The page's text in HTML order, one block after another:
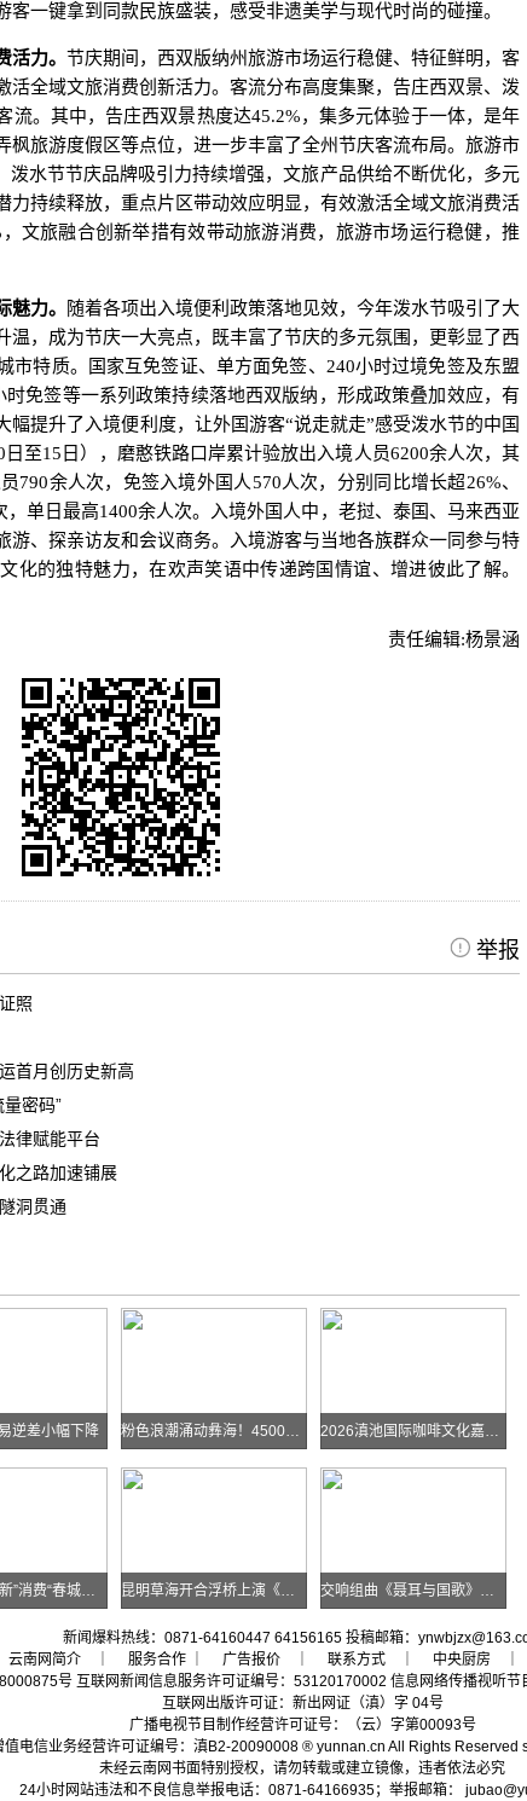
一键拿到同款民族盛装，感受非遗美学与现代时尚的碰撞。
活力。 节庆期间，西双版纳州旅游市场运行稳健、特征鲜明，客
活全域文旅消费创新活力。客流分布高度集聚，告庄西双景、泼
流。其中，告庄西双景热度达45.2%，集多元体验于一体，是年
枫旅游度假区等点位，进一步丰富了全州节庆客流布局。旅游市
泼水节节庆品牌吸引力持续增强，文旅产品供给不断优化，多元
力持续释放，重点片区带动效应明显，有效激活全域文旅消费活
文旅融合创新举措有效带动旅游消费，旅游市场运行稳健，推
魅力。
随着各项出入境便利政策落地见效，今年泼水节吸引了大
温，成为节庆一大亮点，既丰富了节庆的多元氛围，更彰显了西
市特质。国家互免签证、单方面免签、240小时过境免签及东盟
时免签等一系列政策持续落地西双版纳，形成政策叠加效应，有
幅提升了入境便利度，让外国游客“说走就走”感受泼水节的中国
至15日），磨憨铁路口岸累计验放出入境人员6200余人次，其
790余人次，免签入境外国人570人次，分别同比增长超26%、
单日最高1400余人次。入境外国人中，老挝、泰国、马来西亚
游、探亲访友和会议商务。入境游客与当地各族群众一同参与特
化的独特魅力，在欢声笑语中传递跨国情谊、增进彼此了解。
责任编辑:杨景涵
举报
照
首月创历史新高
密码”
律赋能平台
之路加速铺展
洞贯通
逆差小幅下降 粉色浪潮涌动彝海！4500余名跑者乐跑楚雄喜迎火把节 2026滇池国际咖啡文化嘉年华怎么去？最全交通攻略戳进来→
昆明打造“三新”消费“春城样板” 昆明草海开合浮桥上演《目瑙纵歌》刀舞 交响组曲《聂耳与国歌》登陆春城剧院
新闻爆料热线：0871-64160447 64156165 投稿邮箱：
云南网简介 ｜ 服务合作 ｜ 广告报价 联系方式 中央厨房
号 互联网新闻信息服务许可证编号：53120170002 信息网络传播视听
互联网出版许可证：新出网证（滇）字 04号
广播电视节目制作经营许可证号：（云）字第00093号
值电信业务经营许可证编号：滇B2-20090008® yunnan.cn All Rights Reserved
未经云南网书面特别授权，请勿转载或建立镜像，违者依法必究
24小时网站违法和不良信息举报电话：0871-64166935；举报邮箱：